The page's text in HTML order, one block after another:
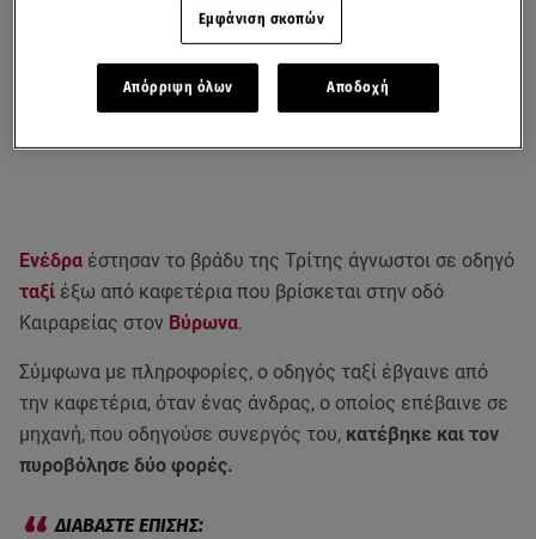
Ενέδρα έστησαν το βράδυ της Τρίτης άγνωστοι σε οδηγό
ταξί έξω από καφετέρια που βρίσκεται στην οδό
Καιραρείας στον Βύρωνα.
Σύμφωνα με πληροφορίες, ο οδηγός ταξί έβγαινε από
την καφετέρια, όταν ένας άνδρας, ο οποίος επέβαινε σε
μηχανή, που οδηγούσε συνεργός του, κατέβηκε και τον
πυροβόλησε δύο φορές.
Εμφάνιση σκοπών
Απόρριψη όλων Αποδοχή